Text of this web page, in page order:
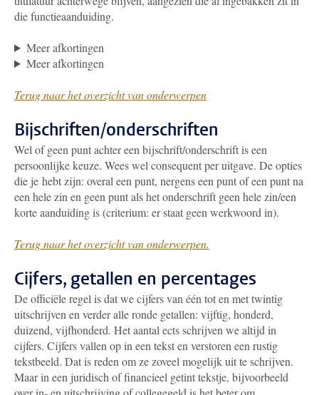
die functieaanduiding.
Meer afkortingen
Meer afkortingen
Terug naar het overzicht van onderwerpen
Bijschriften/onderschriften
Wel of geen punt achter een bijschrift/onderschrift is een
persoonlijke keuze. Wees wel consequent per uitgave. De opties
die je hebt zijn: overal een punt, nergens een punt of een punt na
een hele zin en geen punt als het onderschrift geen hele zin/een
korte aanduiding is (criterium: er staat geen werkwoord in).
Terug naar het overzicht van onderwerpen.
Cijfers, getallen en percentages
De officiële regel is dat we cijfers van één tot en met twintig
uitschrijven en verder alle ronde getallen: vijftig, honderd,
duizend, vijfhonderd. Het aantal ects schrijven we altijd in
cijfers. Cijfers vallen op in een tekst en verstoren een rustig
tekstbeeld. Dat is reden om ze zoveel mogelijk uit te schrijven.
Maar in een juridisch of financieel getint tekstje, bijvoorbeeld